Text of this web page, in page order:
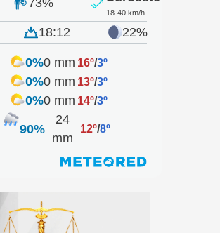
18-40 km/h
18:12 22%
0%0 mm 16º/3º
0%0 mm 13º/3º
0%0 mm 14º/3º
90%
24
mm
12º/8º